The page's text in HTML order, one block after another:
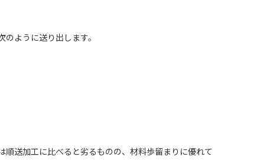
ように送り出します。
送加工に比べると劣るものの、材料歩留まりに優れて